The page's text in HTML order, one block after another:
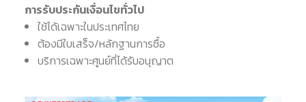
การรับประกันเงื่อนไขทั่วไป
ใช้ได้เฉพาะในประเทศไทย
ต้องมีใบเสร็จ/หลักฐานการซื้อ
บริการเฉพาะศูนย์ที่ได้รับอนุญาต